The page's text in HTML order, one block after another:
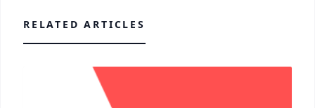
RELATED ARTICLES